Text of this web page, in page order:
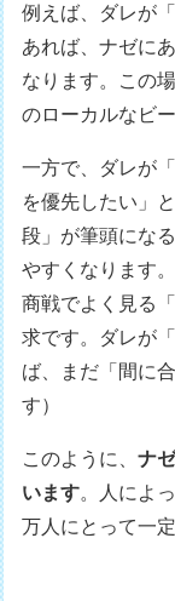
例えば、ダレが
あれば、ナゼに
なります。この
のローカルなビ
一方で、ダレが
を優先したい」
段」が筆頭にな
やすくなります
商戦でよく見る
求です。ダレが
ば、まだ「間に
す）
このように、ナ
います。人によ
万人にとって一